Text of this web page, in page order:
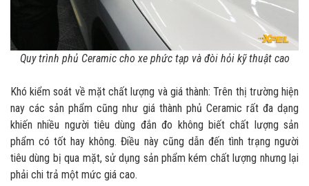
Quy trình phủ Ceramic cho xe phức tạp và đòi hỏi kỹ thuật cao
Khó kiểm soát về mặt chất lượng và giá thành: Trên thị trường hiện
nay các sản phẩm cũng như giá thành phủ Ceramic rất đa dạng
khiến nhiều người tiêu dùng đắn đo không biết chất lượng sản
phẩm có tốt hay không. Điều này cũng dẫn đến tình trạng người
tiêu dùng bị qua mặt, sử dụng sản phẩm kém chất lượng nhưng lại
phải chi trả một mức giá cao.